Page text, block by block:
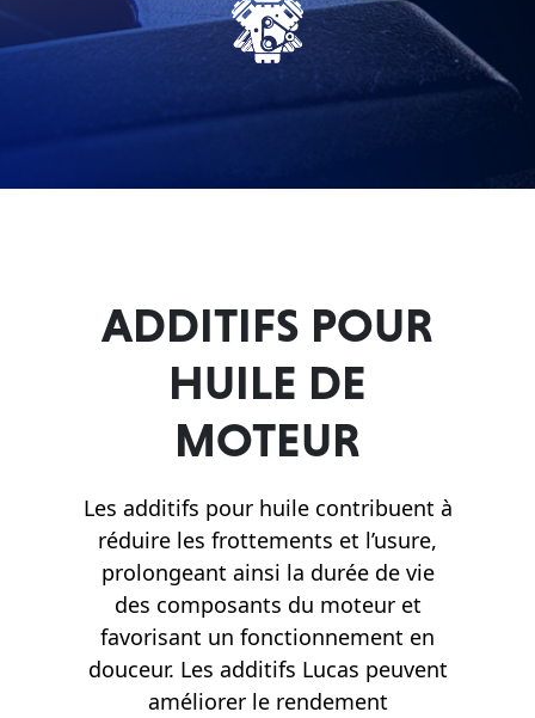
ADDITIFS POUR
HUILE DE
MOTEUR
Les additifs pour huile contribuent à
réduire les frottements et l’usure,
prolongeant ainsi la durée de vie
des composants du moteur et
favorisant un fonctionnement en
douceur. Les additifs Lucas peuvent
améliorer le rendement